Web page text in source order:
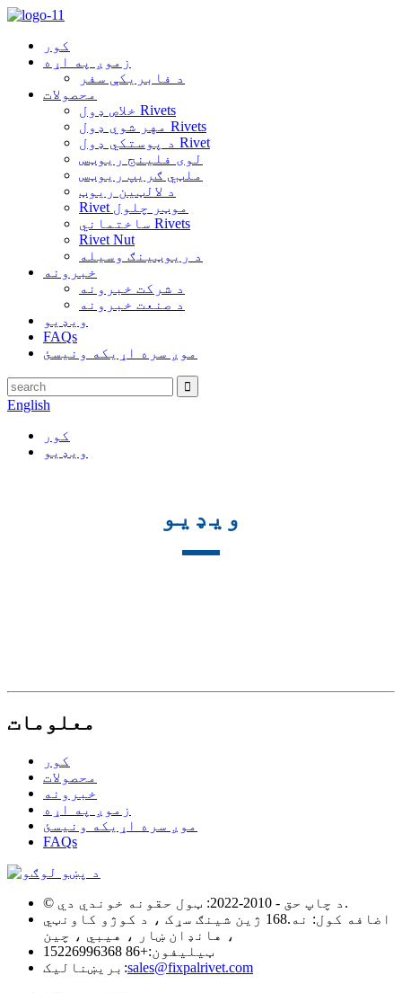
کور
زموږ په اړه
د فابریکې سفر
محصولات
خلاص ډول Rivets
مهر شوي ډول Rivets
د پوستکي ډول Rivet
لوی فلینج ریوټس
ملټي ګریپ ریوټس
د لالټین ریوټ
Rivet موټر چلول
ساختماني Rivets
Rivet Nut
د ریوټینګ وسیله
خبرونه
د شرکت خبرونه
د صنعت خبرونه
ویډیو
FAQs
موږ سره اړیکه ونیسئ
English
کور
ویډیو
ویډیو
معلومات
کور
محصولات
خبرونه
زموږ په اړه
موږ سره اړیکه ونیسئ
FAQs
© د چاپ حق - 2010-2022: ټول حقونه خوندي دي.
اضافه کول: نه.168 ژین شینګ سړک ، د کوژو کاونټي
، هانډان ښار ، هیبي ، چین
ټیلیفون:+86 15226996368
بریښنالیک:sales@fixpalrivet.com